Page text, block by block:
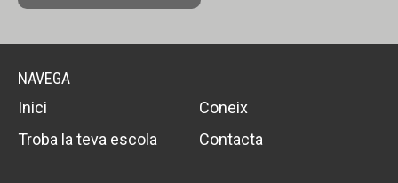
NAVEGA
Inici
Coneix
Troba la teva escola
Contacta